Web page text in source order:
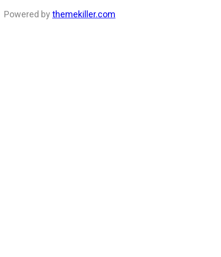
Powered by themekiller.com